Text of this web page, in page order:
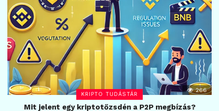
KRIPTO TUDÁSTÁR
266
Mit jelent egy kriptotőzsdén a P2P megbízás?